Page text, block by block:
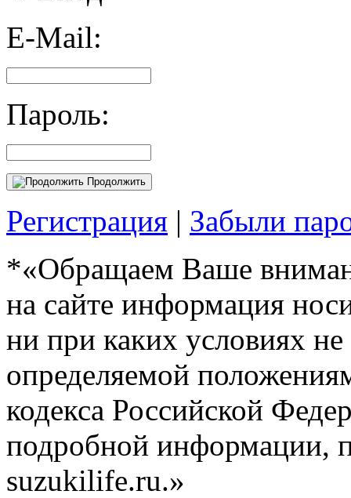
E-Mail:
Пароль:
Продолжить
Регистрация | Забыли
*«Обращаем Ваше
на сайте информация
ни при каких условиях
определяемой
кодекса Российской
подробной информации,
suzukilife.ru.»